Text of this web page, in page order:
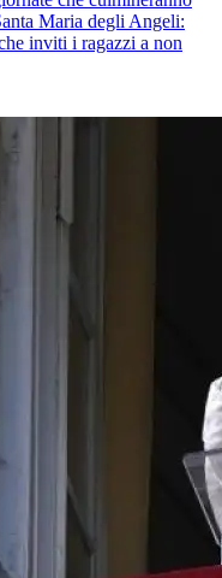
Maria degli Angeli:
inviti i ragazzi a non